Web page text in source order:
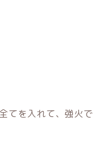
てを入れて、強火で